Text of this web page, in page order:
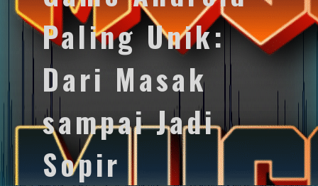
Paling Unik:
Dari Masak
sampai Jadi
Sopir